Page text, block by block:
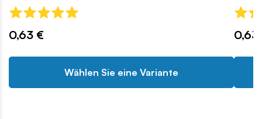
0,63 €
Wählen Sie eine Variante
0,63